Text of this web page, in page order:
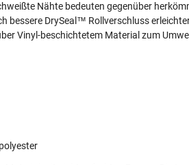
Nähte bedeuten gegenüber
bessere DrySeal™ Rollverschluss
Vinyl-beschichtetem Material zum